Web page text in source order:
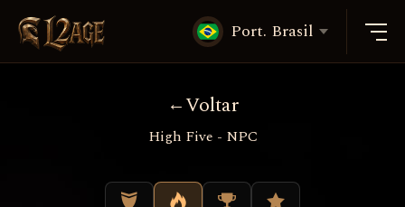
Port. Brasil
Voltar
High Five - NPC